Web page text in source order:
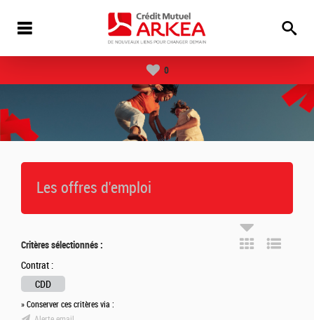
0
Les offres d'emploi
Critères sélectionnés :
Contrat :
CDD
» Conserver ces critères via :